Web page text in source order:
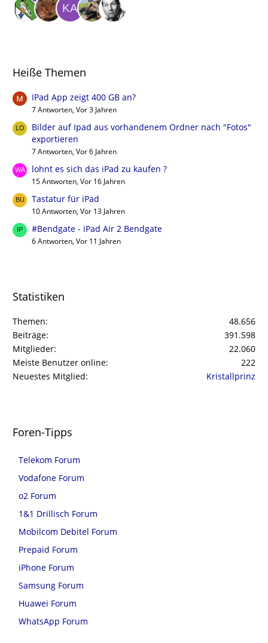
Heiße Themen
IPad App zeigt 400 GB an?
7 Antworten, Vor 3 Jahren
Bilder auf Ipad aus vorhandenem Ordner nach "Fotos"
exportieren
7 Antworten, Vor 6 Jahren
lohnt es sich das iPad zu kaufen ?
15 Antworten, Vor 16 Jahren
Tastatur für iPad
10 Antworten, Vor 13 Jahren
#Bendgate - iPad Air 2 Bendgate
6 Antworten, Vor 11 Jahren
Statistiken
Themen
48.656
Beiträge
391.598
Mitglieder
22.060
Meiste Benutzer online
222
Neuestes Mitglied
Kristallprinz
Foren-Tipps
Telekom Forum
Vodafone Forum
o2 Forum
1&1 Drillisch Forum
Mobilcom Debitel Forum
Prepaid Forum
iPhone Forum
Samsung Forum
Huawei Forum
WhatsApp Forum